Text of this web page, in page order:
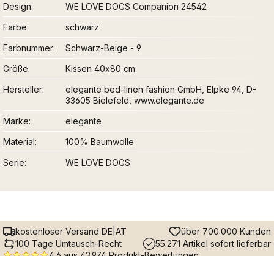
Design
WE LOVE DOGS Companion 24542
Farbe
schwarz
Farbnummer
Schwarz-Beige - 9
Größe
Kissen 40x80 cm
Hersteller
elegante bed-linen fashion GmbH, Elpke 94, D-
33605 Bielefeld, www.elegante.de
Marke
elegante
Material
100% Baumwolle
Serie
WE LOVE DOGS
kostenloser Versand DE|AT
über 700.000 Kunden
100 Tage Umtausch-Recht
55.271 Artikel sofort lieferbar